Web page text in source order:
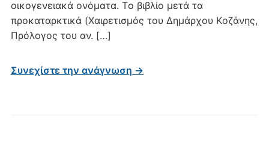
Bιβλίου
και
Δήμος
οικογενειακά ονόματα. Tο βιβλίο μετά τα
προκαταρκτικά (Xαιρετισμός του Δημάρχου Kοζάνης,
Πρόλογος του αν. […]
Συνεχίστε την ανάγνωση →